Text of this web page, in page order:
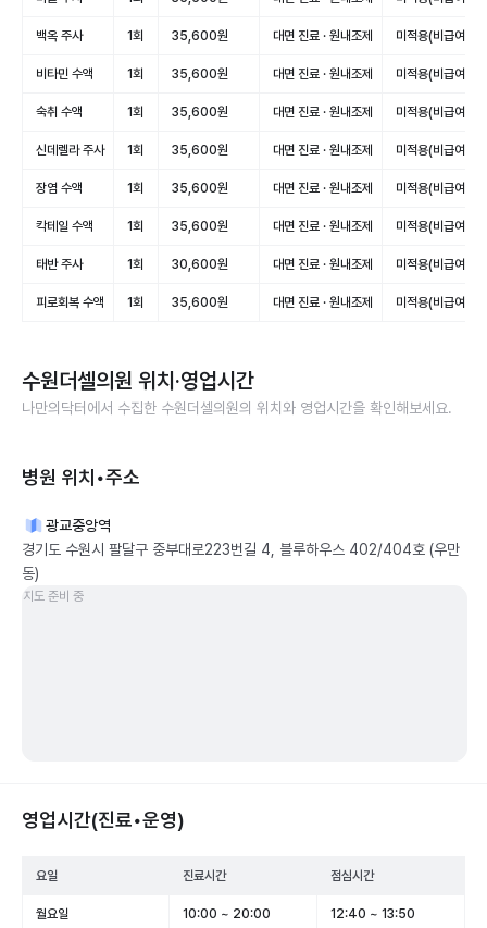
백옥 주사 1회 35,600원 대면 진료 · 원내조제 미적용(비급여)
비타민 수액 1회 35,600원 대면 진료 · 원내조제 미적용(비급여)
숙취 수액 1회 35,600원 대면 진료 · 원내조제 미적용(비급여)
신데렐라 주사 1회 35,600원 대면 진료 · 원내조제 미적용(비급여)
장염 수액 1회 35,600원 대면 진료 · 원내조제 미적용(비급여)
칵테일 수액 1회 35,600원 대면 진료 · 원내조제 미적용(비급여)
태반 주사 1회 30,600원 대면 진료 · 원내조제 미적용(비급여)
피로회복 수액 1회 35,600원 대면 진료 · 원내조제 미적용(비급여)
수원더셀의원 위치·영업시간
나만의닥터에서 수집한 수원더셀의원의 위치와 영업시간을 확인해보세요.
병원 위치•주소
광교중앙역
경기도 수원시 팔달구 중부대로223번길 4, 블루하우스 402/404호 (우만
동)
지도 준비 중
영업시간(진료•운영)
요일 진료시간 점심시간
월요일 10:00 ~ 20:00 12:40 ~ 13:50